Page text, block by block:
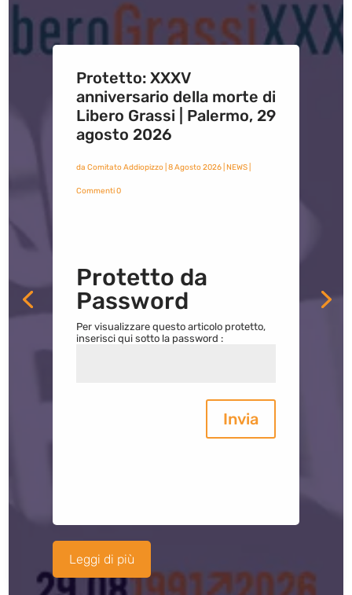
Protetto: XXXV
anniversario della morte di
Libero Grassi | Palermo, 29
agosto 2026
da Comitato Addiopizzo| 8 Agosto 2026| NEWS|
Commenti 0
Protetto da
Password
Per visualizzare questo articolo protetto,
inserisci qui sotto la password :
Invia
Leggi di più